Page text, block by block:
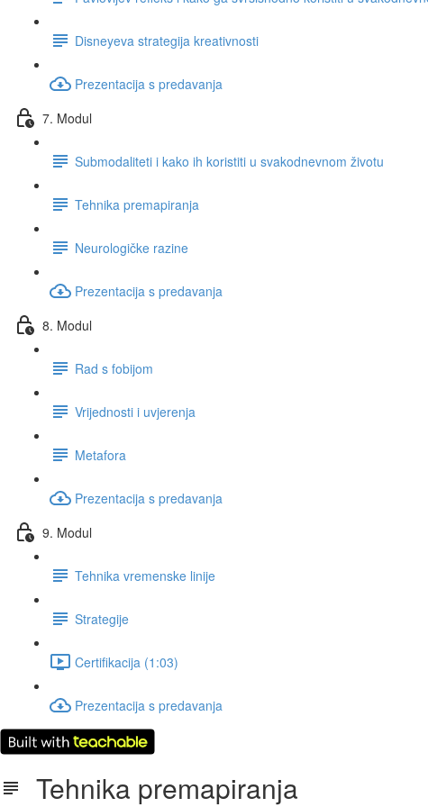
Disneyeva strategija kreativnosti
Prezentacija s predavanja
7. Modul
Submodaliteti i kako ih koristiti u svakodnevnom životu
Tehnika premapiranja
Neurologičke razine
Prezentacija s predavanja
8. Modul
Rad s fobijom
Vrijednosti i uvjerenja
Metafora
Prezentacija s predavanja
9. Modul
Tehnika vremenske linije
Strategije
Certifikacija (1:03)
Prezentacija s predavanja
Tehnika premapiranja